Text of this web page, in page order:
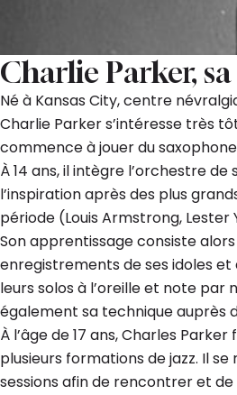
Charlie Parker,
Né à Kansas City, centre
Charlie Parker s’intéresse très
commence à jouer du saxophone
À 14 ans, il intègre l’orchestre
l’inspiration après des plus
période (Louis Armstrong, Lester
Son apprentissage consiste
enregistrements de ses idoles
leurs solos à l’oreille et note par
également sa technique auprès
À l’âge de 17 ans, Charles
plusieurs formations de jazz. Il
sessions afin de rencontrer et